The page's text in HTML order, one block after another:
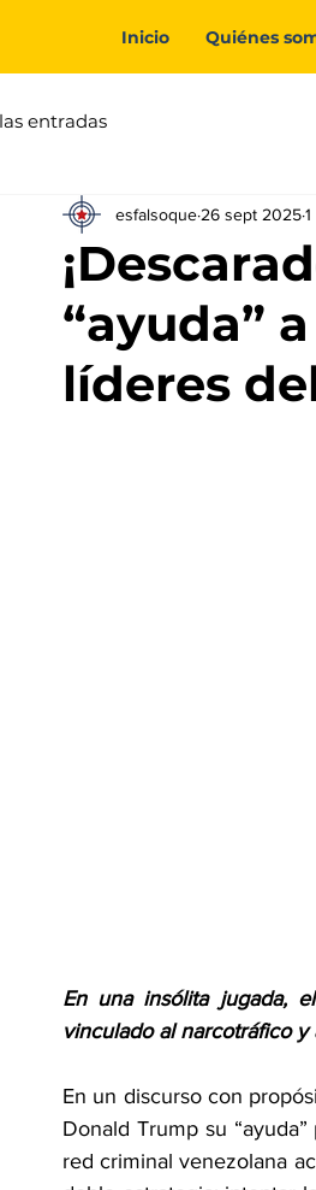
Inicio Quiénes
entradas
“ayuda”
líderes
esfalsoque 26 sept 2025
En una insólita jugada,
vinculado al narcotráfico
En un discurso con
Donald Trump su
red criminal venezolana